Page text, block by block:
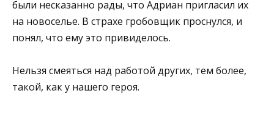
были несказанно рады, что Адриан пригласил их
на новоселье. В страхе гробовщик проснулся, и
понял, что ему это привиделось.
Нельзя смеяться над работой других, тем более,
такой, как у нашего героя.